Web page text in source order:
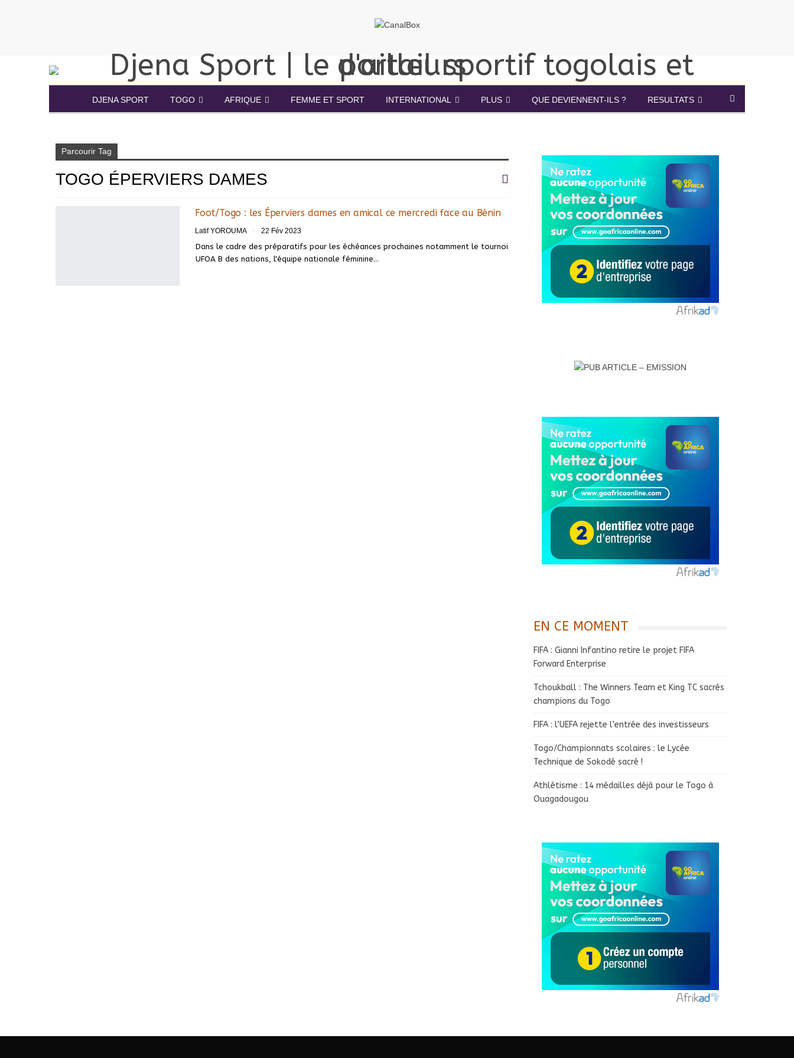
DJENA SPORT TOGO AFRIQUE FEMME ET SPORT INTERNATIONAL PLUS QUE DEVIENNENT-ILS ? RESULTATS
Parcourir Tag
TOGO ÉPERVIERS DAMES
Foot/Togo : les Éperviers dames en amical ce mercredi face au Bénin
Latif YOROUMA 22 Fév 2023
Dans le cadre des préparatifs pour les échéances prochaines notamment le tournoi
UFOA B des nations, l'équipe nationale féminine…
EN CE MOMENT
FIFA : Gianni Infantino retire le projet FIFA
Forward Enterprise
Tchoukball : The Winners Team et King TC sacrés
champions du Togo
FIFA : l’UEFA rejette l’entrée des investisseurs
Togo/Championnats scolaires : le Lycée
Technique de Sokodé sacré !
Athlétisme : 14 médailles déjà pour le Togo à
Ouagadougou